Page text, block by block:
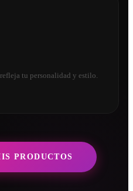
tu personalidad y estilo.
PRODUCTOS